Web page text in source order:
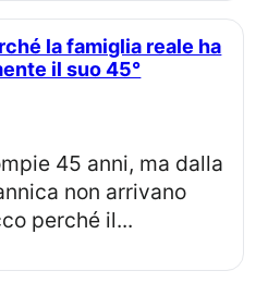
il suo 45°
non arrivano
perché il...